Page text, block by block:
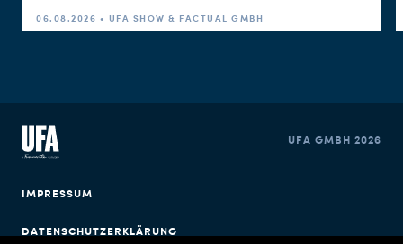
06.08.2026 • UFA SHOW & FACTUAL GMBH
IMPRESSUM
DATENSCHUTZERKLÄRUNG
UFA GMBH 2026